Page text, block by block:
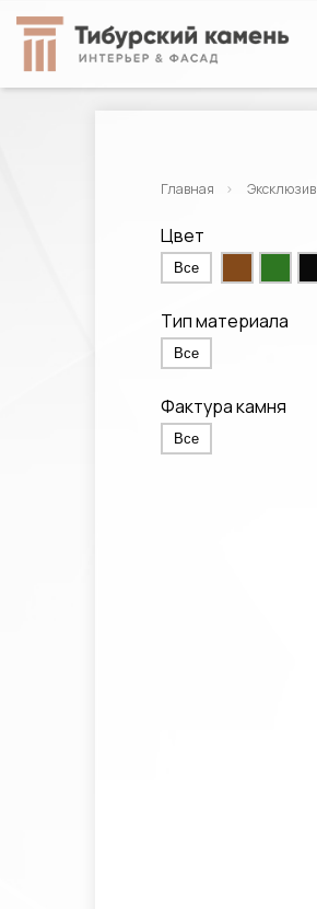
Главная Эксклюзив
Цвет
Все
Тип материала
Все
Фактура камня
Все